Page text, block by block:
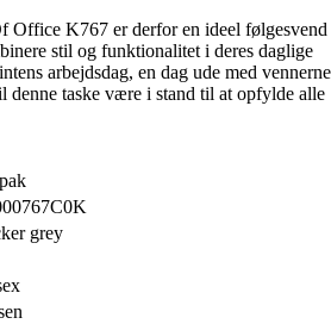
Office K767 er derfor en ideel følgesvend
stil og funktionalitet i deres daglige
arbejdsdag, en dag ude med vennerne
denne taske være i stand til at opfylde alle
grey